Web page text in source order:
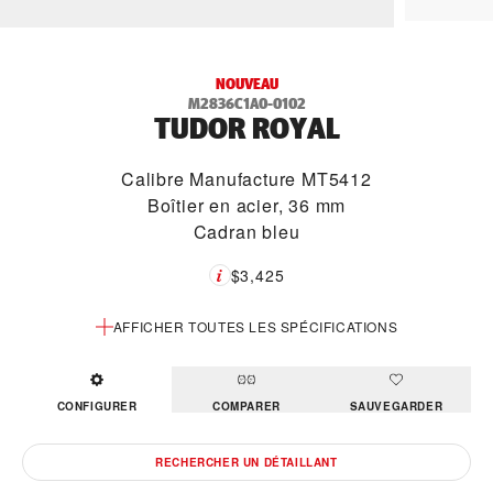
NOUVEAU
M2836C1A0-0102
TUDOR ROYAL
Calibre Manufacture MT5412
Boîtier en acier, 36 mm
Cadran bleu
AFFICHER TOUTES LES SPÉCIFICATIONS
$3,425
CONFIGURER COMPARER SAUVEGARDER
RECHERCHER UN DÉTAILLANT